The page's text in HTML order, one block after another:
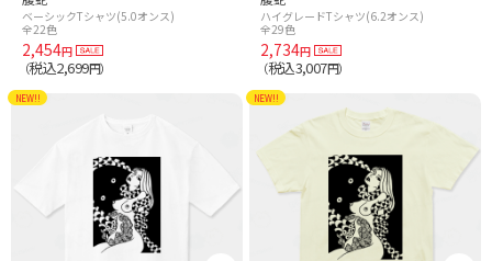
ベーシックTシャツ(5.0オンス)
全22色
2,454円
（税込2,699円）
ハイグレードTシャツ(6.2オンス)
全29色
2,734円
（税込3,007円）
NEW!! NEW!!